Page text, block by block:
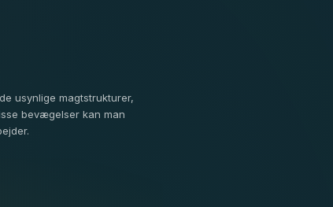
usynlige magtstrukturer,
bevægelser kan man